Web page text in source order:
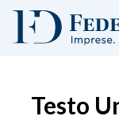
Testo